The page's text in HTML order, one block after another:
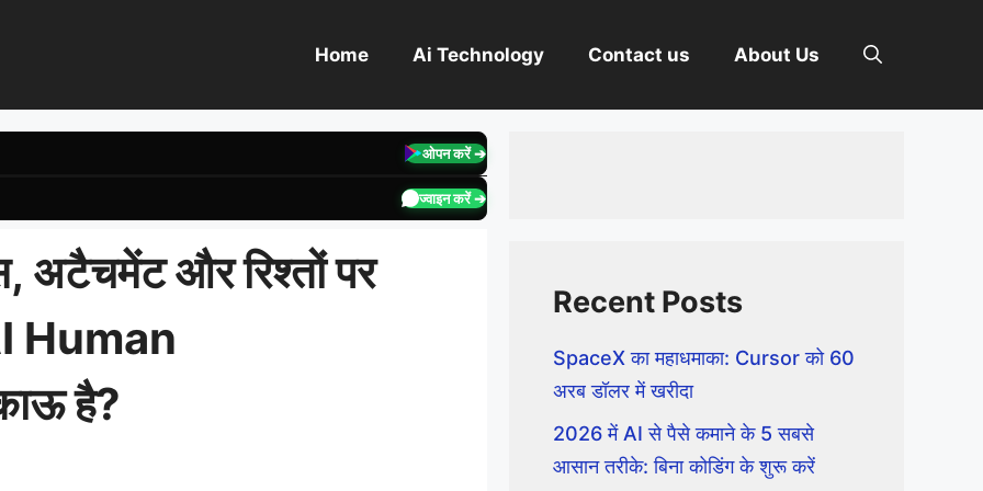
Home Ai Technology Contact us About Us
ओपन करें ➔
ज्वाइन करें ➔
अटैचमेंट और रिश्तों पर
Human
है?
Recent Posts
SpaceX का महाधमाका: Cursor को 60
अरब डॉलर में खरीदा
2026 में AI से पैसे कमाने के 5 सबसे
आसान तरीके: बिना कोडिंग के शुरू करें